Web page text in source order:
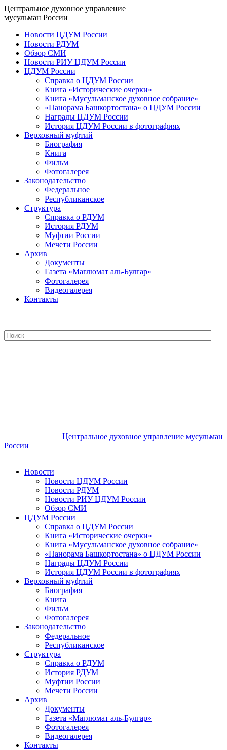
Центральное духовное управление
мусульман России
Новости ЦДУМ России
Новости РДУМ
Обзор СМИ
Новости РИУ ЦДУМ России
ЦДУМ России
Справка о ЦДУМ России
Книга «Исторические очерки»
Книга «Мусульманское духовное собрание»
«Панорама Башкортостана» о ЦДУМ России
Награды ЦДУМ России
История ЦДУМ России в фотографиях
Верховный муфтий
Биография
Книга
Фильм
Фотогалерея
Законодательство
Федеральное
Республиканское
Структура
Справка о РДУМ
История РДУМ
Муфтии России
Мечети России
Архив
Документы
Газета «Маглюмат аль-Булгар»
Фотогалерея
Видеогалерея
Контакты
Центральное духовное управление мусульман
России
Новости
Новости ЦДУМ России
Новости РДУМ
Новости РИУ ЦДУМ России
Обзор СМИ
ЦДУМ России
Справка о ЦДУМ России
Книга «Исторические очерки»
Книга «Мусульманское духовное собрание»
«Панорама Башкортостана» о ЦДУМ России
Награды ЦДУМ России
История ЦДУМ России в фотографиях
Верховный муфтий
Биография
Книга
Фильм
Фотогалерея
Законодательство
Федеральное
Республиканское
Структура
Справка о РДУМ
История РДУМ
Муфтии России
Мечети России
Архив
Документы
Газета «Маглюмат аль-Булгар»
Фотогалерея
Видеогалерея
Контакты